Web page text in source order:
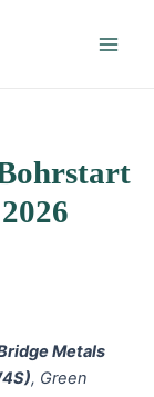
Metals
, Green